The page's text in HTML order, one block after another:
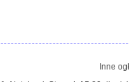
Inne